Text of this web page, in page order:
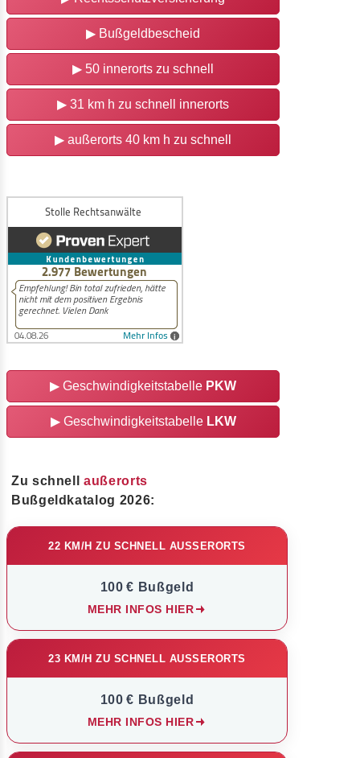
▶ Bußgeldbescheid
▶ 50 innerorts zu schnell
▶ 31 km h zu schnell innerorts
▶ außerorts 40 km h zu schnell
▶ Geschwindigkeitstabelle PKW
▶ Geschwindigkeitstabelle LKW
Zu schnellaußerorts
Bußgeldkatalog 2026:
22 KM/H ZU SCHNELL AUSSERORTS
100 € Bußgeld
MEHR INFOS HIER
23 KM/H ZU SCHNELL AUSSERORTS
100 € Bußgeld
MEHR INFOS HIER